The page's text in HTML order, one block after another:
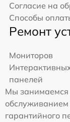
Согласие на
Способы
Ремонт
Мониторов
панелей
Мы занимаемся
обслуживанием
гарантийного